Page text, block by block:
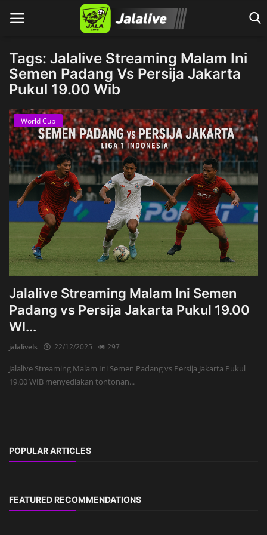
Home
Tags: Jalalive Streaming Malam Ini
Semen Padang Vs Persija Jakarta
Pukul 19.00 Wib
World Cup
Jalalive Streaming Malam Ini Semen
Padang vs Persija Jakarta Pukul 19.00
WI...
jalalivels 22/12/2025 297
Jalalive Streaming Malam Ini Semen Padang vs Persija Jakarta Pukul
19.00 WIB menyediakan tontonan...
POPULAR ARTICLES
FEATURED RECOMMENDATIONS